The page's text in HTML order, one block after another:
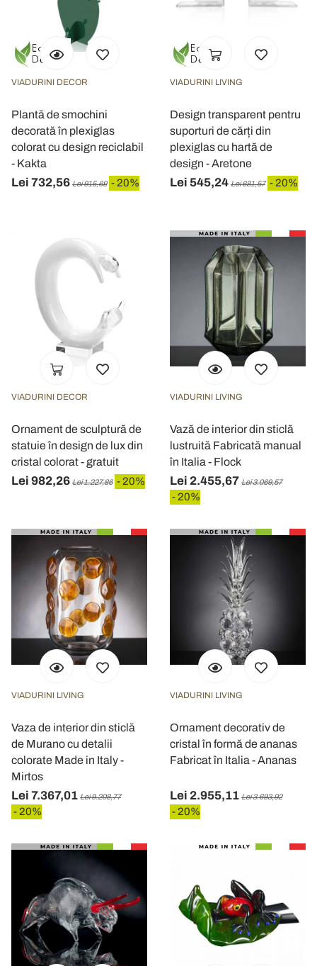
VIADURINI DECOR
Plantă de smochini
decorată în plexiglas
colorat cu design reciclabil
- Kakta
Lei 732,56 Lei 915,69 - 20%
VIADURINI LIVING
Design transparent pentru
suporturi de cărți din
plexiglas cu hartă de
design - Aretone
Lei 545,24 Lei 681,57 - 20%
VIADURINI DECOR
Ornament de sculptură de
statuie în design de lux din
cristal colorat - gratuit
Lei 982,26 Lei 1.227,86 - 20%
VIADURINI LIVING
Vază de interior din sticlă
lustruită Fabricată manual
în Italia - Flock
Lei 2.455,67 Lei 3.069,57
- 20%
VIADURINI LIVING
Vaza de interior din sticlă
de Murano cu detalii
colorate Made in Italy -
Mirtos
Lei 7.367,01 Lei 9.208,77
- 20%
VIADURINI LIVING
Ornament decorativ de
cristal în formă de ananas
Fabricat în Italia - Ananas
Lei 2.955,11 Lei 3.693,92
- 20%